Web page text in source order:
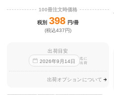
100冊注文時価格
税別 398 円/冊
(税込437円)
出荷目安
2026年9 月14日
迄に
出荷
出荷オプションについて